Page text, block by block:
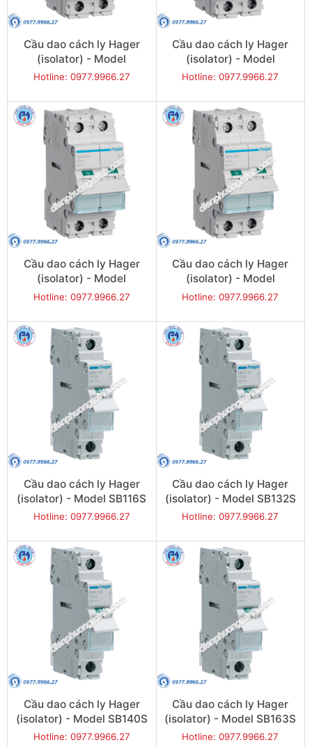
Cầu dao cách ly Hager
(isolator) - Model
SBN240
Hotline: 0977.9966.27
Cầu dao cách ly Hager
(isolator) - Model
SBN263
Hotline: 0977.9966.27
Cầu dao cách ly Hager
(isolator) - Model
SBN280
Hotline: 0977.9966.27
Cầu dao cách ly Hager
(isolator) - Model
SBN290
Hotline: 0977.9966.27
Cầu dao cách ly Hager
(isolator) - Model SB116S
Hotline: 0977.9966.27
Cầu dao cách ly Hager
(isolator) - Model SB132S
Hotline: 0977.9966.27
Cầu dao cách ly Hager
(isolator) - Model SB140S
Hotline: 0977.9966.27
Cầu dao cách ly Hager
(isolator) - Model SB163S
Hotline: 0977.9966.27